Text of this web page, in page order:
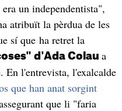
un independentista",
atribuït la pèrdua de les
sí que ha retret la
d'Ada Colau a
En l'entrevista, l'exalcalde
que han anat sorgint
que li "faria